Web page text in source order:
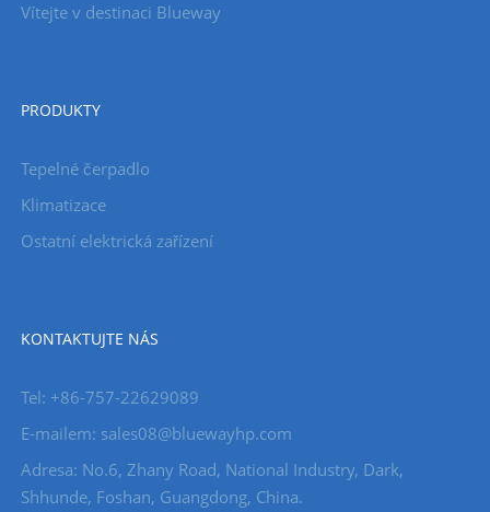
Vítejte v destinaci Blueway
PRODUKTY
Tepelné čerpadlo
Klimatizace
Ostatní elektrická zařízení
KONTAKTUJTE NÁS
Tel: +86-757-22629089
E-mailem: sales08@bluewayhp.com
Adresa: No.6, Zhany Road, National Industry, Dark,
Shhunde, Foshan, Guangdong, China.